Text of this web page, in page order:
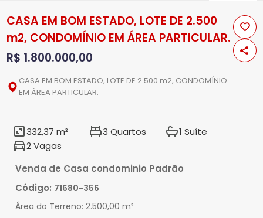
CASA EM BOM ESTADO, LOTE DE 2.500
m2, CONDOMÍNIO EM ÁREA PARTICULAR.
R$ 1.800.000,00
CASA EM BOM ESTADO, LOTE DE 2.500 m2, CONDOMÍNIO
EM ÁREA PARTICULAR.
332,37 m² 3 Quartos
1 Suíte
2 Vagas
Venda de Casa condominio Padrão
Código: 71680-356
Área do Terreno: 2.500,00 m²